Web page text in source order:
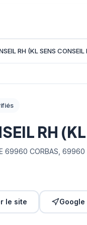
RH (KL SENS CONSEIL
RH
69960 CORBAS,
le site Google